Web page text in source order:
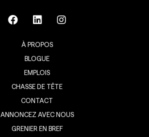
À PROPOS
BLOGUE
EMPLOIS
CHASSE DE TÊTE
CONTACT
ANNONCEZ AVEC NOUS
GRENIER EN BREF